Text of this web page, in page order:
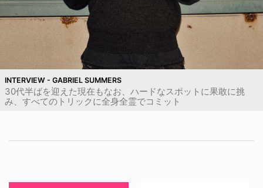
INTERVIEW - GABRIEL SUMMERS
30代半ばを迎えた現在もなお、ハードなスポットに果敢に挑
み、すべてのトリックに全身全霊でコミット